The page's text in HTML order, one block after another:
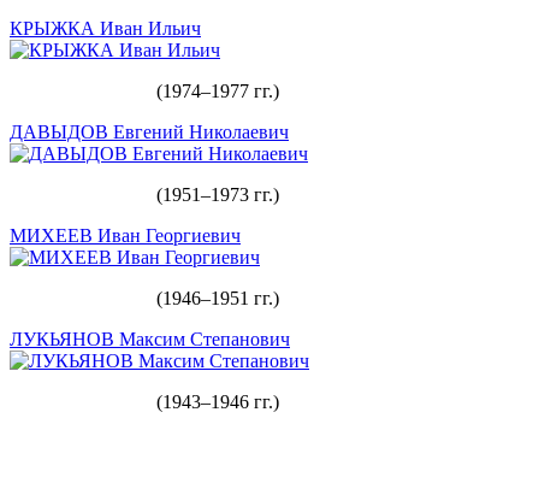
КРЫЖКА Иван Ильич
(1974–1977 гг.)
ДАВЫДОВ Евгений Николаевич
(1951–1973 гг.)
МИХЕЕВ Иван Георгиевич
(1946–1951 гг.)
ЛУКЬЯНОВ Максим Степанович
(1943–1946 гг.)